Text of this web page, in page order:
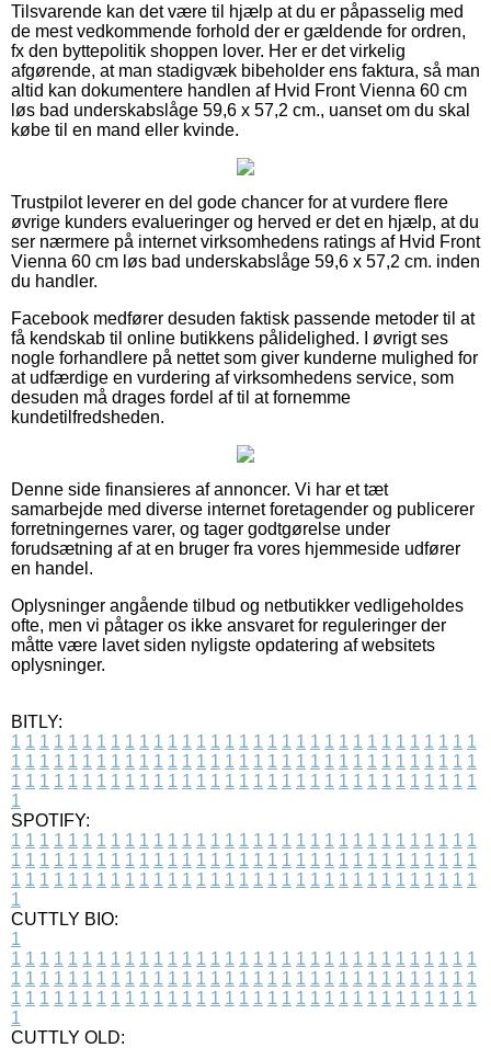
Tilsvarende kan det være til hjælp at du er påpasselig med
de mest vedkommende forhold der er gældende for ordren,
fx den byttepolitik shoppen lover. Her er det virkelig
afgørende, at man stadigvæk bibeholder ens faktura, så man
altid kan dokumentere handlen af Hvid Front Vienna 60 cm
løs bad underskabslåge 59,6 x 57,2 cm., uanset om du skal
købe til en mand eller kvinde.
Trustpilot leverer en del gode chancer for at vurdere flere
øvrige kunders evalueringer og herved er det en hjælp, at du
ser nærmere på internet virksomhedens ratings af Hvid Front
Vienna 60 cm løs bad underskabslåge 59,6 x 57,2 cm. inden
du handler.
Facebook medfører desuden faktisk passende metoder til at
få kendskab til online butikkens pålidelighed. I øvrigt ses
nogle forhandlere på nettet som giver kunderne mulighed for
at udfærdige en vurdering af virksomhedens service, som
desuden må drages fordel af til at fornemme
kundetilfredsheden.
Denne side finansieres af annoncer. Vi har et tæt
samarbejde med diverse internet foretagender og publicerer
forretningernes varer, og tager godtgørelse under
forudsætning af at en bruger fra vores hjemmeside udfører
en handel.
Oplysninger angående tilbud og netbutikker vedligeholdes
ofte, men vi påtager os ikke ansvaret for reguleringer der
måtte være lavet siden nyligste opdatering af websitets
oplysninger.
BITLY:
1 1 1 1 1 1 1 1 1 1 1 1 1 1 1 1 1 1 1 1 1 1 1 1 1 1 1 1 1 1 1 1 1
1 1 1 1 1 1 1 1 1 1 1 1 1 1 1 1 1 1 1 1 1 1 1 1 1 1 1 1 1 1 1 1 1
1 1 1 1 1 1 1 1 1 1 1 1 1 1 1 1 1 1 1 1 1 1 1 1 1 1 1 1 1 1 1 1 1
1
SPOTIFY:
1 1 1 1 1 1 1 1 1 1 1 1 1 1 1 1 1 1 1 1 1 1 1 1 1 1 1 1 1 1 1 1 1
1 1 1 1 1 1 1 1 1 1 1 1 1 1 1 1 1 1 1 1 1 1 1 1 1 1 1 1 1 1 1 1 1
1 1 1 1 1 1 1 1 1 1 1 1 1 1 1 1 1 1 1 1 1 1 1 1 1 1 1 1 1 1 1 1 1
1
CUTTLY BIO:
1
1 1 1 1 1 1 1 1 1 1 1 1 1 1 1 1 1 1 1 1 1 1 1 1 1 1 1 1 1 1 1 1 1
1 1 1 1 1 1 1 1 1 1 1 1 1 1 1 1 1 1 1 1 1 1 1 1 1 1 1 1 1 1 1 1 1
1 1 1 1 1 1 1 1 1 1 1 1 1 1 1 1 1 1 1 1 1 1 1 1 1 1 1 1 1 1 1 1 1
1
CUTTLY OLD: